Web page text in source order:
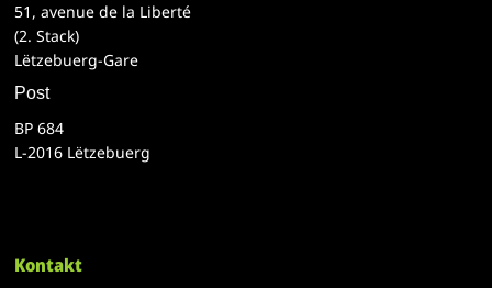
51, avenue de la Liberté
(2. Stack)
Lëtzebuerg-Gare
Post
BP 684
L-2016 Lëtzebuerg
Kontakt